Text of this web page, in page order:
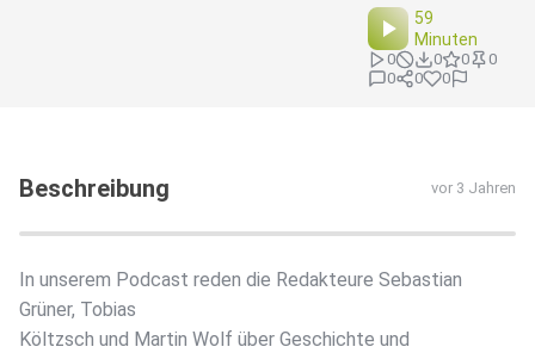
59
Minuten
0 0 0
0
0
0 0
Beschreibung vor 3 Jahren
In unserem Podcast reden die Redakteure Sebastian
Grüner, Tobias
Költzsch und Martin Wolf über Geschichte und